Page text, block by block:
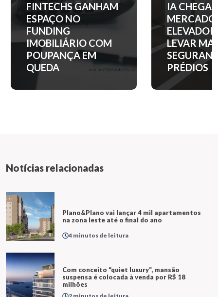
IA CHEGA AO
MERCADO DE
ELEVADORES PARA
LEVAR MAIS
SEGURANÇA AOS
PRÉDIOS
QUANTO
ENTRADA
NOS
BAIRROS
PAULO?
Notícias relacionadas
Plano&Plano vai lançar 4 mil apartamentos
na zona leste até o final do ano
4 minutos de leitura
Com conceito “quiet luxury”, mansão
suspensa é colocada à venda por R$ 18
milhões